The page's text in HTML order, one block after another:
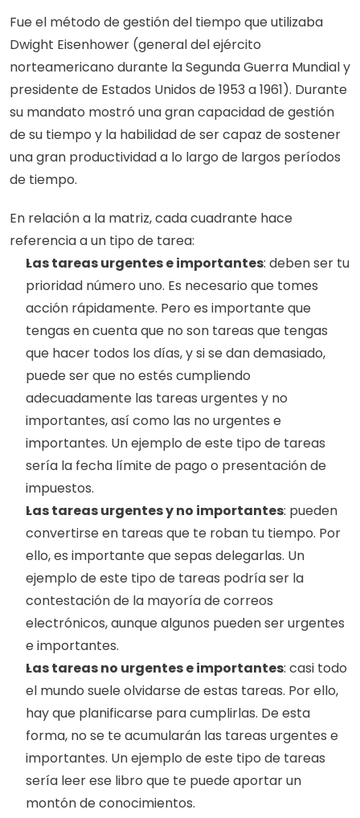
Fue el método de gestión del tiempo que utilizaba
Dwight Eisenhower (general del ejército
norteamericano durante la Segunda Guerra Mundial y
presidente de Estados Unidos de 1953 a 1961). Durante
su mandato mostró una gran capacidad de gestión
de su tiempo y la habilidad de ser capaz de sostener
una gran productividad a lo largo de largos períodos
de tiempo.
En relación a la matriz, cada cuadrante hace
referencia a un tipo de tarea:
Las tareas urgentes e importantes: deben ser tu
prioridad número uno. Es necesario que tomes
acción rápidamente. Pero es importante que
tengas en cuenta que no son tareas que tengas
que hacer todos los días, y si se dan demasiado,
puede ser que no estés cumpliendo
adecuadamente las tareas urgentes y no
importantes, así como las no urgentes e
importantes. Un ejemplo de este tipo de tareas
sería la fecha límite de pago o presentación de
impuestos.
Las tareas urgentes y no importantes: pueden
convertirse en tareas que te roban tu tiempo. Por
ello, es importante que sepas delegarlas. Un
ejemplo de este tipo de tareas podría ser la
contestación de la mayoría de correos
electrónicos, aunque algunos pueden ser urgentes
e importantes.
Las tareas no urgentes e importantes: casi todo
el mundo suele olvidarse de estas tareas. Por ello,
hay que planificarse para cumplirlas. De esta
forma, no se te acumularán las tareas urgentes e
importantes. Un ejemplo de este tipo de tareas
sería leer ese libro que te puede aportar un
montón de conocimientos.